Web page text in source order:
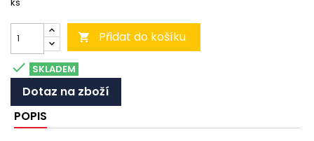
 Přidat do košíku
 SKLADEM
Dotaz na zboží
POPIS